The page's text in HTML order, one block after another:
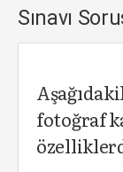
Sınavı
fotoğraf